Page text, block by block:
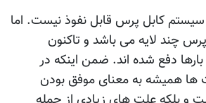
کابل پرس قابل نفوذ نیست. اما
چند لایه می باشد و تاکنون
دفع شده اند. ضمن اینکه در
همیشه به معنای موفق بودن